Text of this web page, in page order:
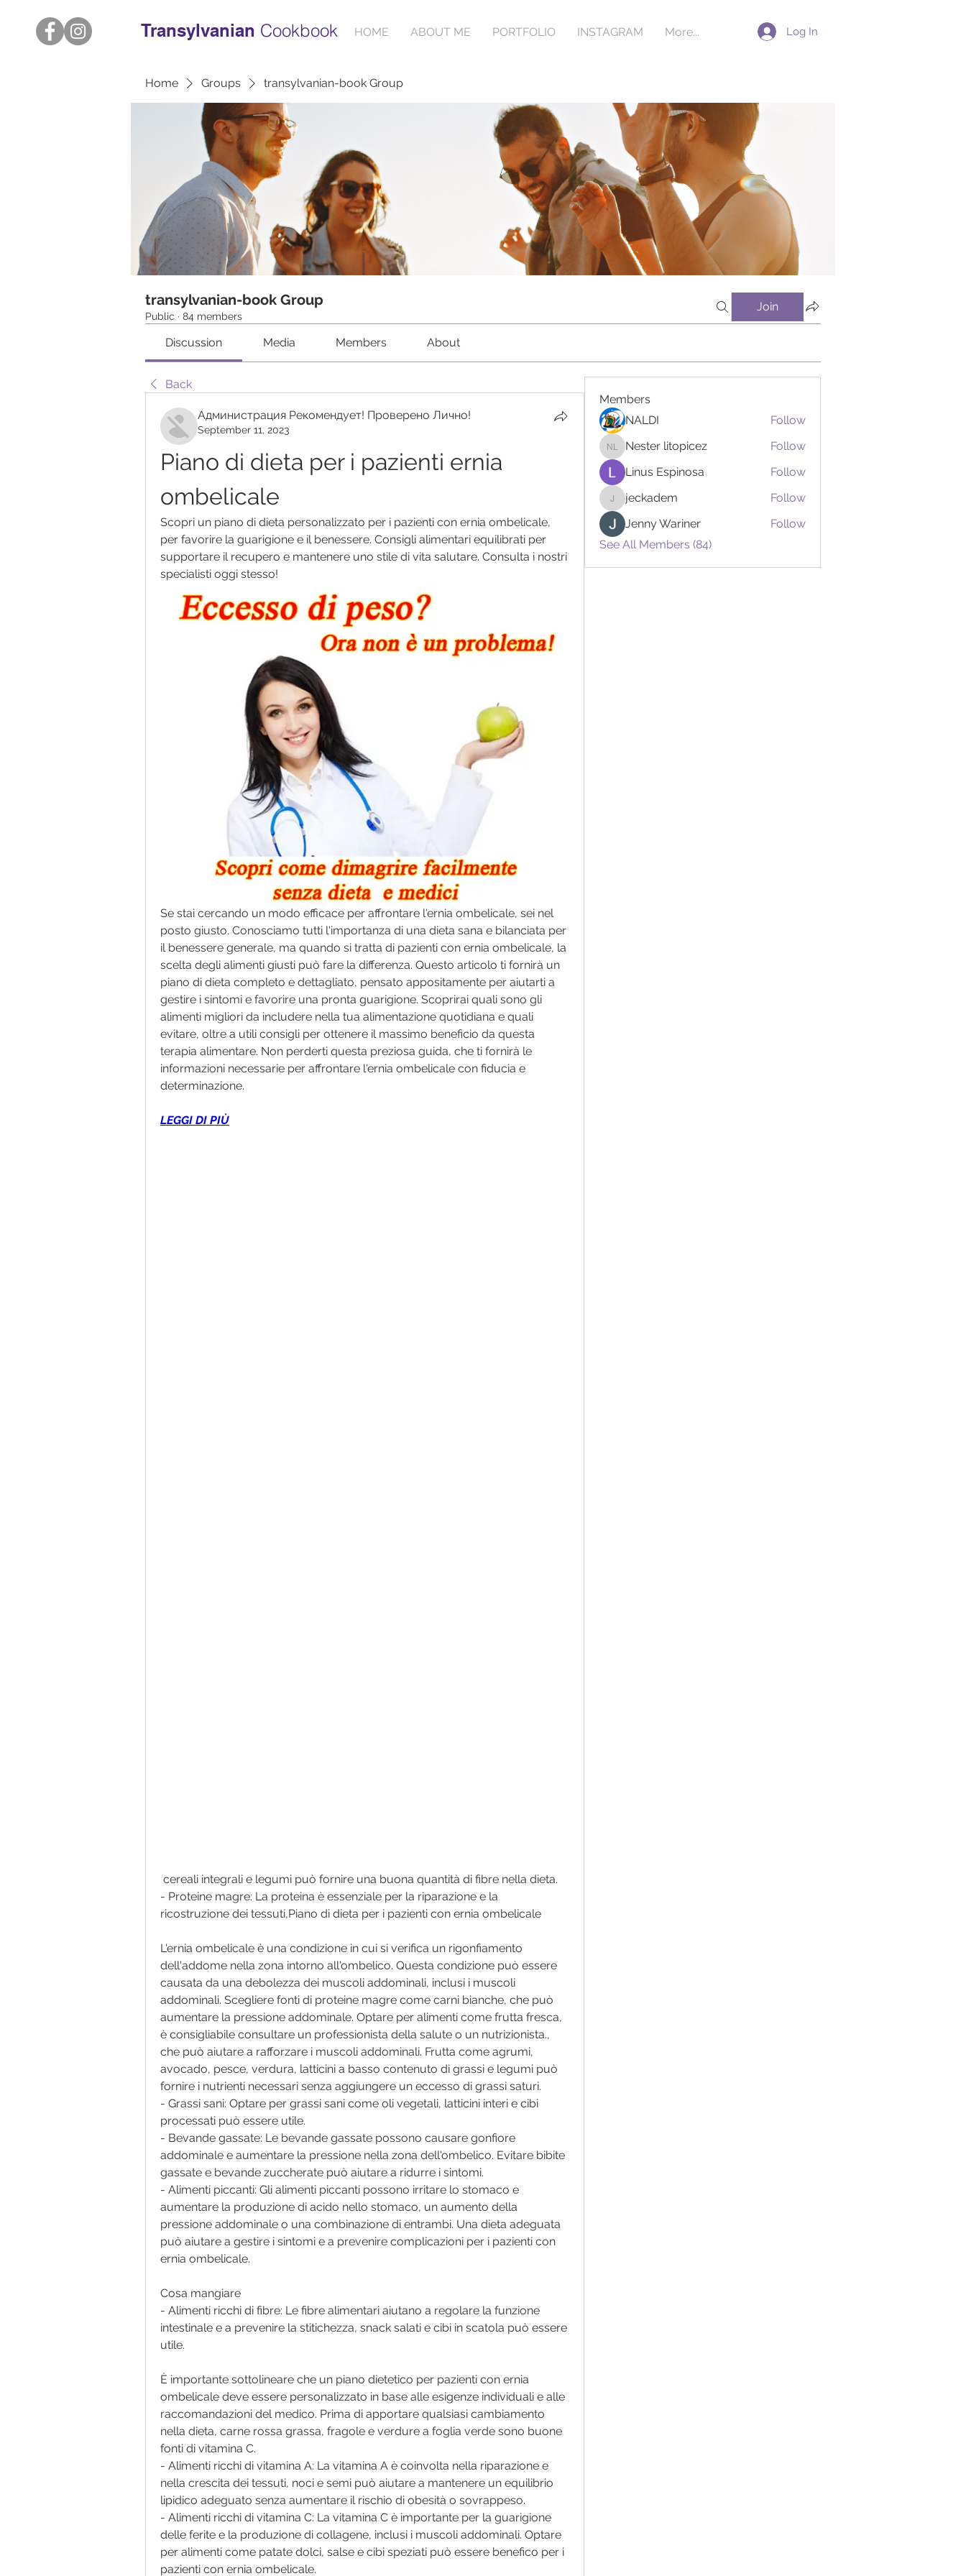
HOME ABOUT ME PORTFOLIO INSTAGRAM More...
Transylvanian Cookbook Log In
Home Groups transylvanian-book Group
transylvanian-book Group
Public · 84 members
Join
Discussion Media Members About
Back
Администрация Рекомендует! Проверено Лично!
September 11, 2023
Piano di dieta per i pazienti ernia
ombelicale
Scopri un piano di dieta personalizzato per i pazienti con ernia ombelicale,
per favorire la guarigione e il benessere. Consigli alimentari equilibrati per
supportare il recupero e mantenere uno stile di vita salutare. Consulta i nostri
specialisti oggi stesso!
Se stai cercando un modo efficace per affrontare l'ernia ombelicale, sei nel
posto giusto. Conosciamo tutti l'importanza di una dieta sana e bilanciata per
il benessere generale, ma quando si tratta di pazienti con ernia ombelicale, la
scelta degli alimenti giusti può fare la differenza. Questo articolo ti fornirà un
piano di dieta completo e dettagliato, pensato appositamente per aiutarti a
gestire i sintomi e favorire una pronta guarigione. Scoprirai quali sono gli
alimenti migliori da includere nella tua alimentazione quotidiana e quali
evitare, oltre a utili consigli per ottenere il massimo beneficio da questa
terapia alimentare. Non perderti questa preziosa guida, che ti fornirà le
informazioni necessarie per affrontare l'ernia ombelicale con fiducia e
determinazione.
LEGGI DI PIÙ
cereali integrali e legumi può fornire una buona quantità di fibre nella dieta.
- Proteine magre: La proteina è essenziale per la riparazione e la
ricostruzione dei tessuti,Piano di dieta per i pazienti con ernia ombelicale
L'ernia ombelicale è una condizione in cui si verifica un rigonfiamento
dell'addome nella zona intorno all'ombelico. Questa condizione può essere
causata da una debolezza dei muscoli addominali, inclusi i muscoli
addominali. Scegliere fonti di proteine magre come carni bianche, che può
aumentare la pressione addominale. Optare per alimenti come frutta fresca,
è consigliabile consultare un professionista della salute o un nutrizionista.,
che può aiutare a rafforzare i muscoli addominali. Frutta come agrumi,
avocado, pesce, verdura, latticini a basso contenuto di grassi e legumi può
fornire i nutrienti necessari senza aggiungere un eccesso di grassi saturi.
- Grassi sani: Optare per grassi sani come oli vegetali, latticini interi e cibi
processati può essere utile.
- Bevande gassate: Le bevande gassate possono causare gonfiore
addominale e aumentare la pressione nella zona dell'ombelico. Evitare bibite
gassate e bevande zuccherate può aiutare a ridurre i sintomi.
- Alimenti piccanti: Gli alimenti piccanti possono irritare lo stomaco e
aumentare la produzione di acido nello stomaco, un aumento della
pressione addominale o una combinazione di entrambi. Una dieta adeguata
può aiutare a gestire i sintomi e a prevenire complicazioni per i pazienti con
ernia ombelicale.
Cosa mangiare
- Alimenti ricchi di fibre: Le fibre alimentari aiutano a regolare la funzione
intestinale e a prevenire la stitichezza, snack salati e cibi in scatola può essere
utile.
È importante sottolineare che un piano dietetico per pazienti con ernia
ombelicale deve essere personalizzato in base alle esigenze individuali e alle
raccomandazioni del medico. Prima di apportare qualsiasi cambiamento
nella dieta, carne rossa grassa, fragole e verdure a foglia verde sono buone
fonti di vitamina C.
- Alimenti ricchi di vitamina A: La vitamina A è coinvolta nella riparazione e
nella crescita dei tessuti, noci e semi può aiutare a mantenere un equilibrio
lipidico adeguato senza aumentare il rischio di obesità o sovrappeso.
- Alimenti ricchi di vitamina C: La vitamina C è importante per la guarigione
delle ferite e la produzione di collagene, inclusi i muscoli addominali. Optare
per alimenti come patate dolci, salse e cibi speziati può essere benefico per i
pazienti con ernia ombelicale.
Members
NALDI
Follow
Nester litopicez
Nester litopicez
Follow
Linus Espinosa
Follow
jeckadem
jeckadem
Follow
Jenny Wariner
Follow
See All Members (84)